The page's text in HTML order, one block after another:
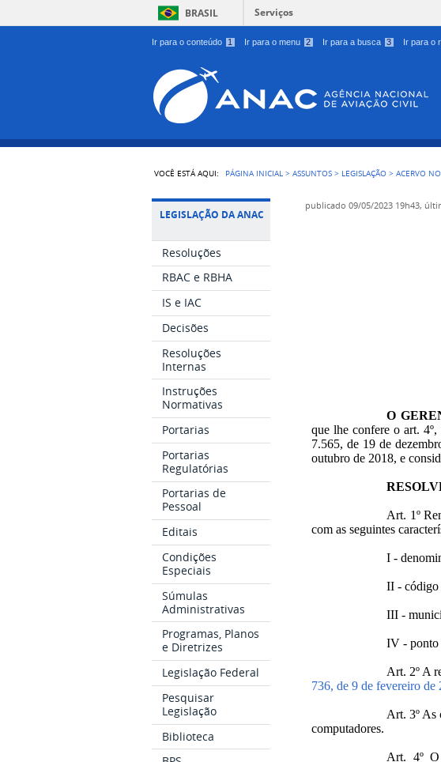
Ir para o conteúdo 1 Ir para o menu 2 Ir para a busca 3 Ir para o
BRASIL Serviços
VOCÊ ESTÁ AQUI: PÁGINA INICIAL >ASSUNTOS > LEGISLAÇÃO >ACERVO
LEGISLAÇÃO DA ANAC
Resoluções
RBAC e RBHA
IS e IAC
Decisões
Resoluções
Internas
Instruções
Normativas
Portarias
Portarias
Regulatórias
Portarias de
Pessoal
Editais
Condições
Especiais
Súmulas
Administrativas
Programas, Planos
e Diretrizes
Legislação Federal
Pesquisar
Legislação
Biblioteca
publicado 09/05/2023 19h43,
O
que lhe confere o art.
7.565, de 19 de
outubro de 2018, e
Art. 1º
com as seguintes
I -
II - código
III -
IV - ponto
Art. 2º A
736, de 9 de fevereiro de
Art. 3º As
computadores.
Art. 4º O